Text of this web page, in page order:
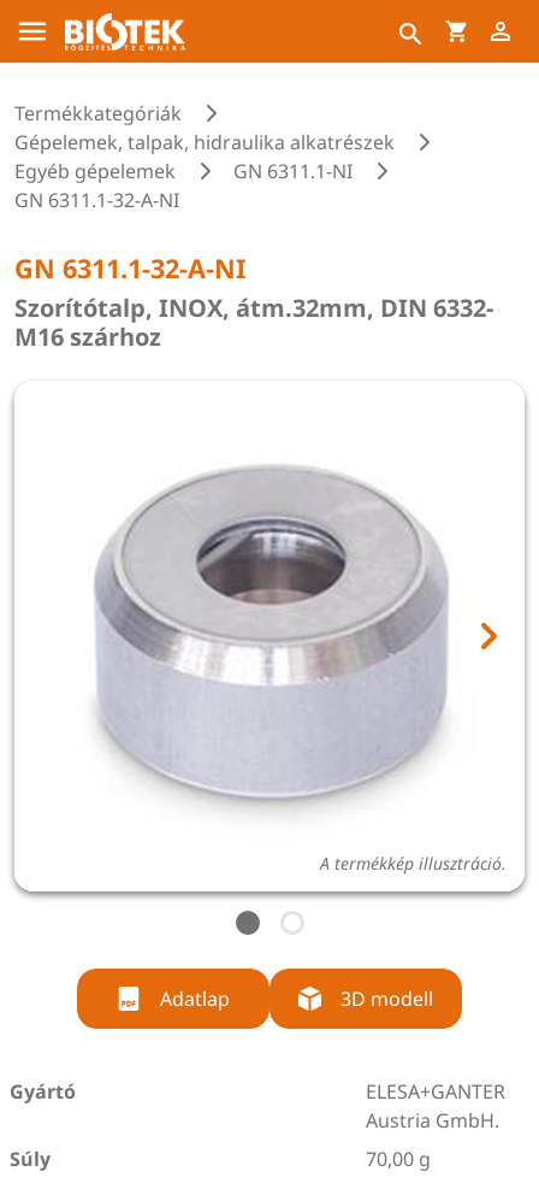
Termékkategóriák
Gépelemek, talpak, hidraulika alkatrészek
Egyéb gépelemek
GN 6311.1-NI
GN 6311.1-32-A-NI
GN 6311.1-32-A-NI
Szorítótalp, INOX, átm.32mm, DIN 6332-
M16 szárhoz
A termékkép illusztráció.
Adatlap 3D modell
Gyártó
ELESA+GANTER
Austria GmbH.
Súly
70,00 g